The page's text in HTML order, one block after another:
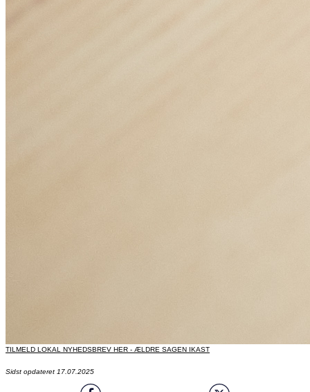
TILMELD LOKAL NYHEDSBREV HER - ÆLDRE SAGEN IKAST
Sidst opdateret 17.07.2025